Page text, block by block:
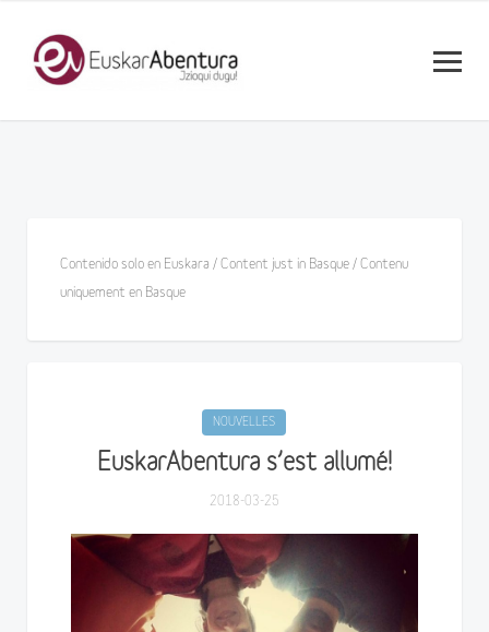
Contenido solo en Euskara / Content just in Basque / Contenu
uniquement en Basque
NOUVELLES
EuskarAbentura s’est allumé!
2018-03-25